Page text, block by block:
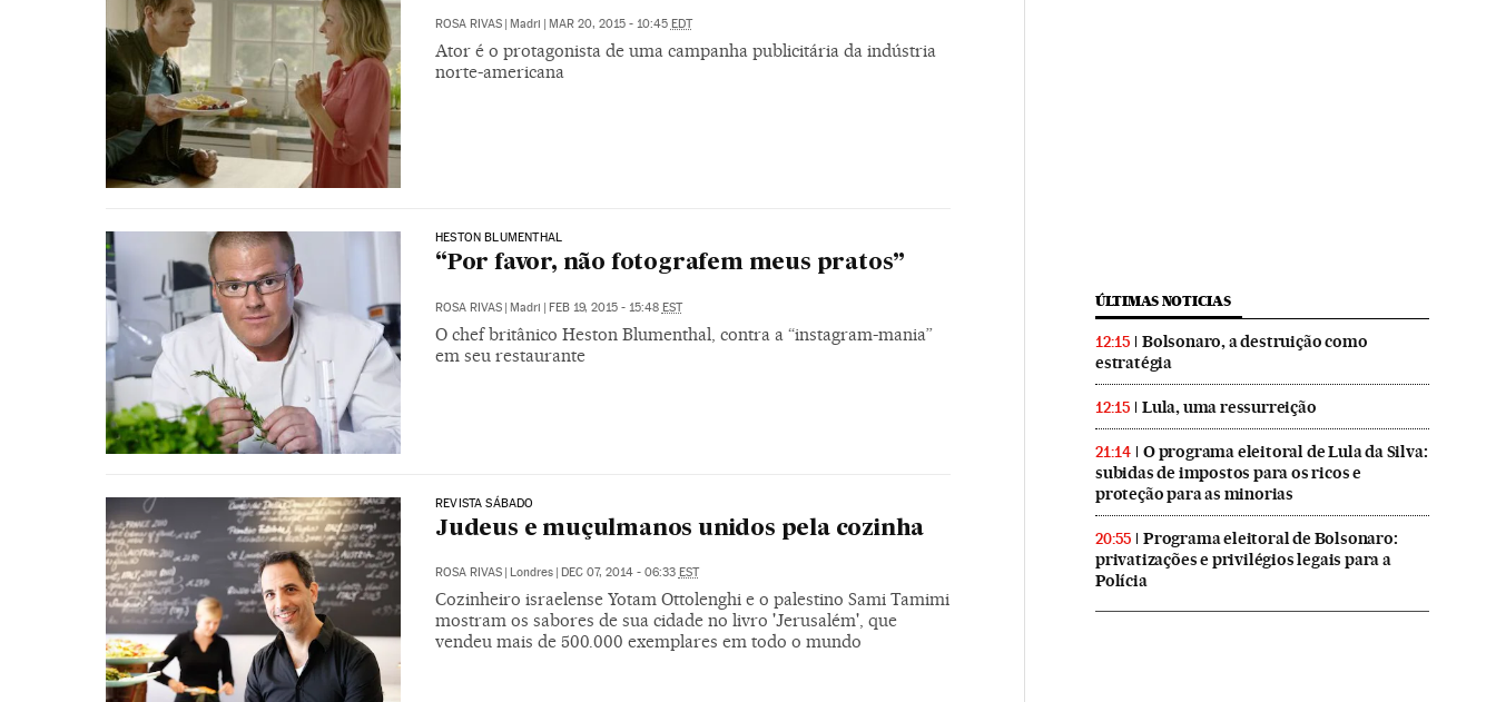
ROSA RIVAS | Madri | MAR 20, 2015 - 10:45 EDT
Ator é o protagonista de uma campanha publicitária da indústria
norte-americana
HESTON BLUMENTHAL
“Por favor, não fotografem meus pratos”
ROSA RIVAS Madri FEB 19, 2015 - 15:48 EST
O chef britânico Heston Blumenthal, contra a “instagram-mania”
em seu restaurante
REVISTA SÁBADO
Judeus e muçulmanos unidos pela cozinha
ROSA RIVAS | Londres | DEC 07, 2014 - 06:33 EST
Cozinheiro israelense Yotam Ottolenghi e o palestino Sami Tamimi
mostram os sabores de sua cidade no livro 'Jerusalém', que
vendeu mais de 500.000 exemplares em todo o mundo
ÚLTIMAS NOTICIAS
12:15
Bolsonaro, a destruição como
estratégia
12:15 Lula, uma ressurreição
21:14
O programa eleitoral de Lula da Silva:
subidas de impostos para os ricos e
proteção para as minorias
20:55
Programa eleitoral de Bolsonaro:
privatizações e privilégios legais para a
Polícia